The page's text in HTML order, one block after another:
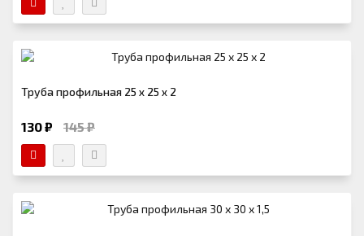
Труба профильная 25 х 25 х 2
130 ₽ 145 ₽